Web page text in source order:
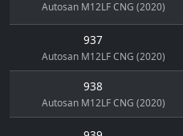
Autosan M12LF CNG (2020)
937
Autosan M12LF CNG (2020)
938
Autosan M12LF CNG (2020)